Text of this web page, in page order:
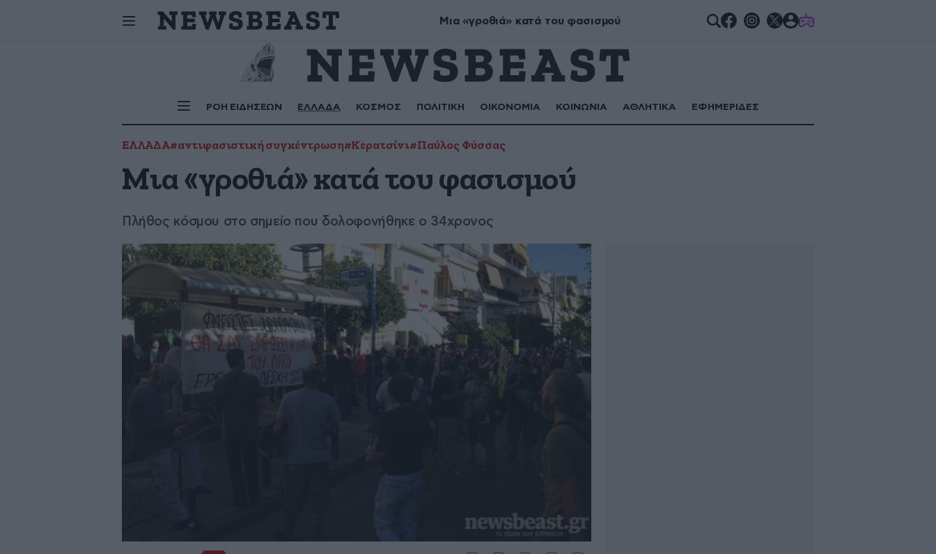
Σήμερα γιορτάζουν:Αστέριος, Νικάνωρ, Αστρινή GAMES
ΡΟΗ ΕΙΔΗΣΕΩΝ ΕΛΛΑΔΑ ΚΟΣΜΟΣ ΠΟΛΙΤΙΚΗ ΟΙΚΟΝΟΜΙΑ ΚΟΙΝΩΝΙΑ ΑΘΛΗΤΙΚΑ ΕΦΗΜΕΡΙΔΕΣ
Μια «γροθιά» κατά του φασισμού
ΕΛΛΑΔΑ#αντιφασιστική συγκέντρωση#Κερατσίνι#Παύλος Φύσσας
Μια «γροθιά» κατά του φασισμού
Πλήθος κόσμου στο σημείο που δολοφονήθηκε ο 34χρονος